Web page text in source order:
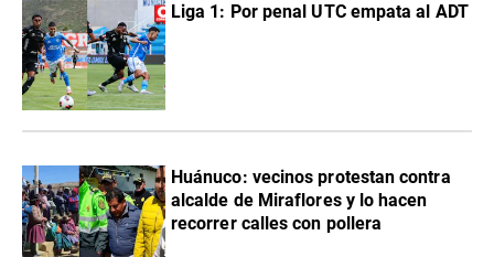
Liga 1: Por penal UTC empata al ADT
Huánuco: vecinos protestan contra
alcalde de Miraflores y lo hacen
recorrer calles con pollera